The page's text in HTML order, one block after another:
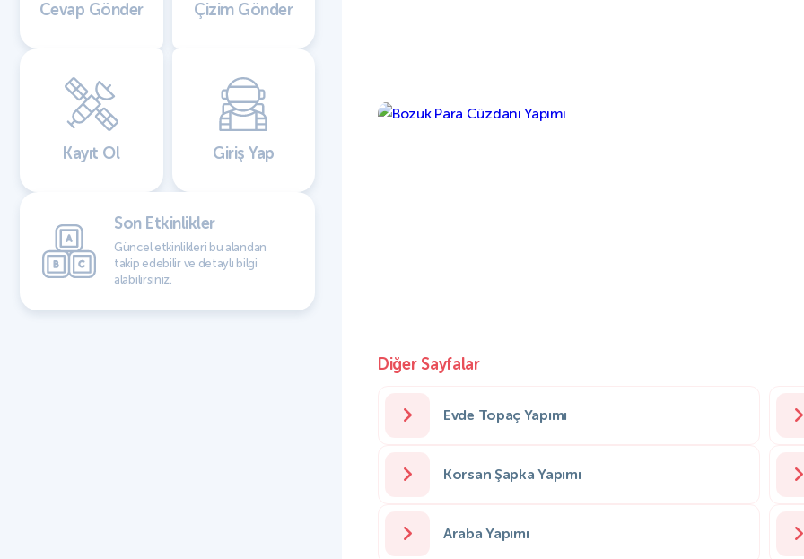
Cevap Gönder Çizim Gönder
Kayıt Ol Giriş Yap
Son Etkinlikler
Güncel etkinlikleri bu alandan
takip edebilir ve detaylı bilgi
alabilirsiniz.
Diğer Sayfalar
Evde Topaç Yapımı
Korsan Şapka Yapımı
Araba Yapımı